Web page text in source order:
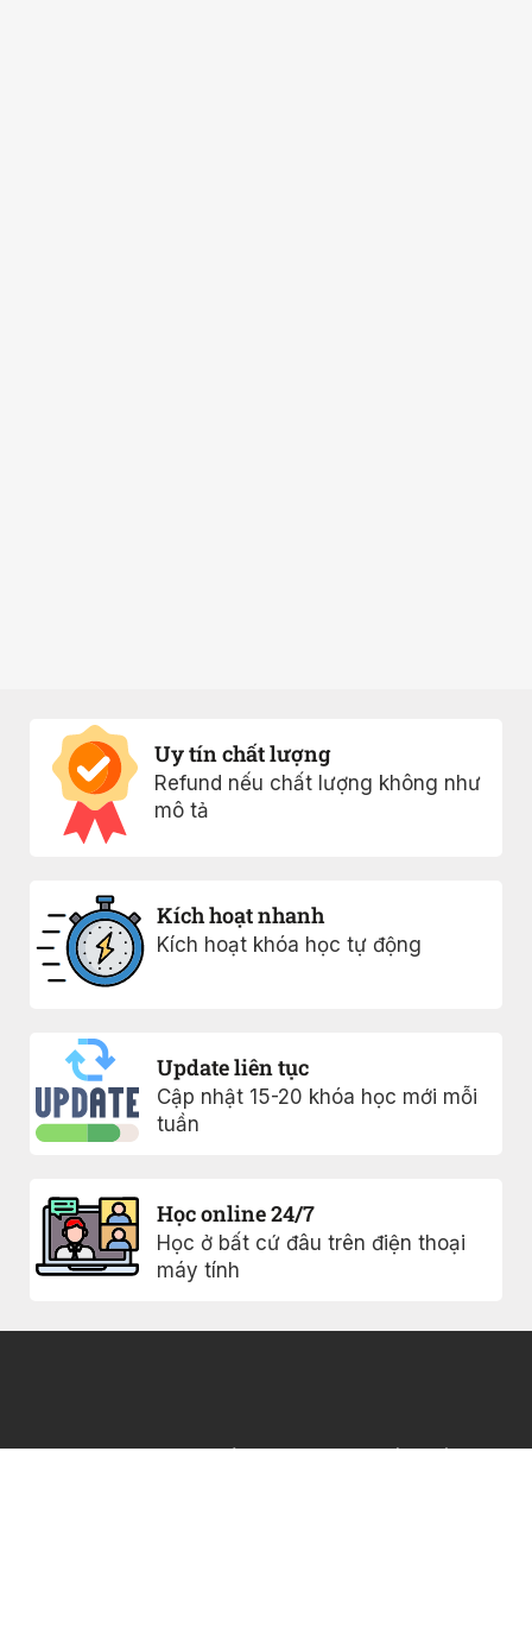
Uy tín chất lượng
Refund nếu chất lượng không như
mô tả
Kích hoạt nhanh
Kích hoạt khóa học tự động
Update liên tục
Cập nhật 15-20 khóa học mới mỗi
tuần
Học online 24/7
Học ở bất cứ đâu trên điện thoại
máy tính